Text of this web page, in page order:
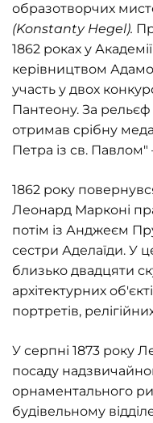
образотворчих
(Konstanty Hegel).
1862 роках у
керівництвом Адамо
участь у двох
Пантеону. За рельєф
отримав срібну
Петра із св. Павлом"
1862 року
Леонард Марконі
потім із Анджеєм
сестри Аделаїди. У
близько двадцяти
архітектурних
портретів,
У серпні 1873 року
посаду
орнаментального
будівельному